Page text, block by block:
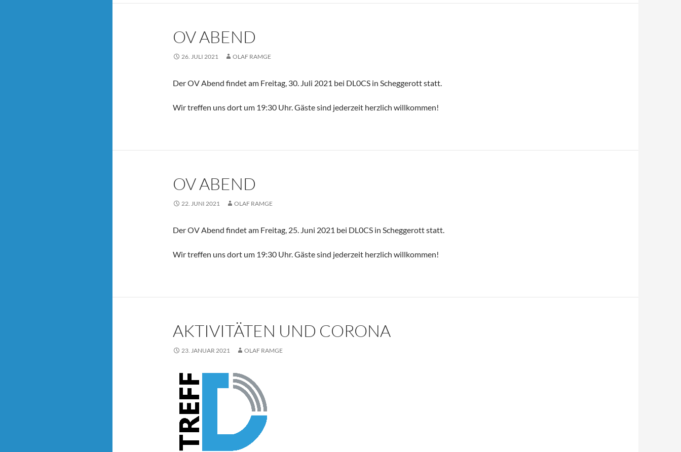
OV ABEND
26. JULI 2021 OLAF RAMGE
Der OV Abend findet am Freitag, 30. Juli 2021 bei DL0CS in Scheggerott statt.
Wir treffen uns dort um 19:30 Uhr. Gäste sind jederzeit herzlich willkommen!
OV ABEND
22. JUNI 2021 OLAF RAMGE
Der OV Abend findet am Freitag, 25. Juni 2021 bei DL0CS in Scheggerott statt.
Wir treffen uns dort um 19:30 Uhr. Gäste sind jederzeit herzlich willkommen!
AKTIVITÄTEN UND CORONA
23. JANUAR 2021 OLAF RAMGE